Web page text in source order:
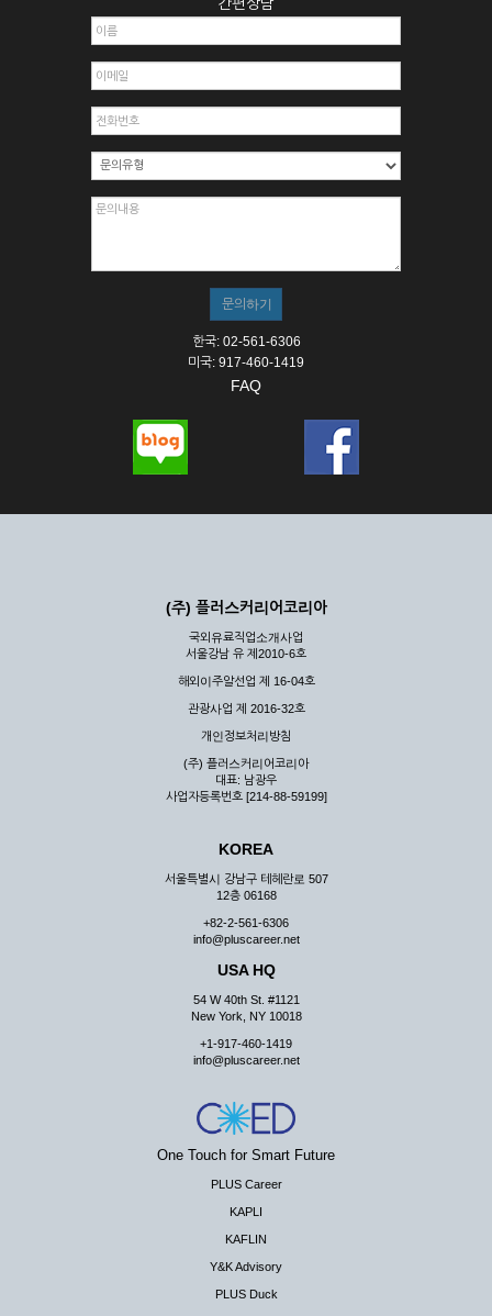
한국: 02-561-6306
미국: 917-460-1419
FAQ
(주) 플러스커리어코리아
국외유료직업소개사업
서울강남 유 제2010-6호
해외이주알선업 제 16-04호
관광사업 제 2016-32호
개인정보처리방침
(주) 플러스커리어코리아
대표: 남광우
사업자등록번호 [214-88-59199]
KOREA
서울특별시 강남구 테헤란로 507
12층 06168
+82-2-561-6306
info@pluscareer.net
USA HQ
54 W 40th St. #1121
New York, NY 10018
+1-917-460-1419
info@pluscareer.net
One Touch for Smart Future
PLUS Career
KAPLI
KAFLIN
Y&K Advisory
PLUS Duck